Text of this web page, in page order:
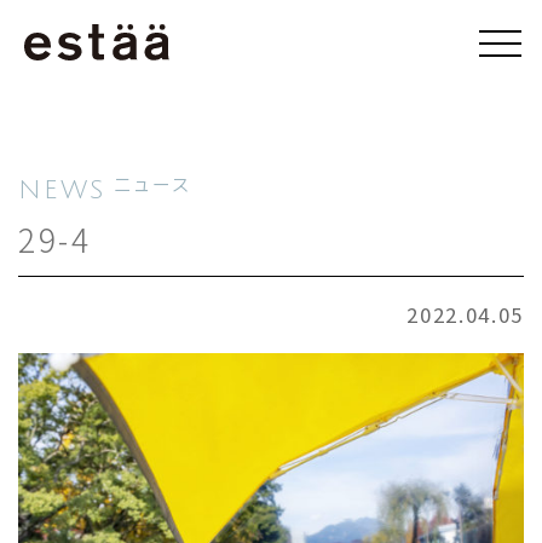
NEWS ニュース
29-4
2022.04.05